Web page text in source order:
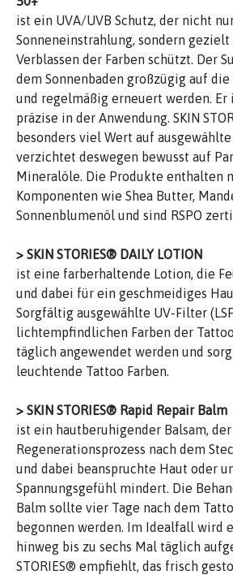
ist ein UVA/UVB Schutz, der nicht
Sonneneinstrahlung, sondern gezielt
Verblassen der Farben schützt. Der
dem Sonnenbaden großzügig auf
und regelmäßig erneuert werden. Er
präzise in der Anwendung. SKIN
besonders viel Wert auf
verzichtet deswegen bewusst auf
Mineralöle. Die Produkte enthalten
Komponenten wie Shea Butter,
Sonnenblumenöl und sind RSPO
> SKIN STORIES® DAILY LOTION
ist eine farberhaltende Lotion, die
und dabei für ein geschmeidiges
Sorgfältig ausgewählte UV-Filter
lichtempfindlichen Farben der
täglich angewendet werden und
leuchtende Tattoo Farben.
> SKIN STORIES® Rapid Repair Balm
ist ein hautberuhigender Balsam,
Regenerationsprozess nach dem
und dabei beanspruchte Haut oder
Spannungsgefühl mindert. Die
Balm sollte vier Tage nach dem
begonnen werden. Im Idealfall wird
hinweg bis zu sechs Mal täglich
STORIES® empfiehlt, das frisch